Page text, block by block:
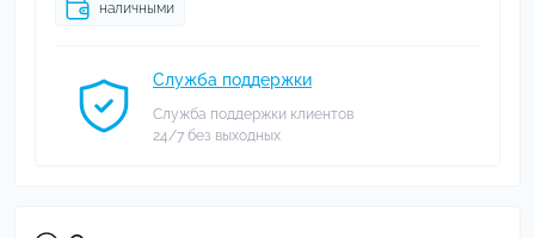
наличными
Служба поддержки
Служба поддержки клиентов
24/7 без выходных